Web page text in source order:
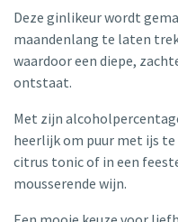
Deze ginlikeur wordt
maandenlang te laten
waardoor een diepe,
ontstaat.
Met zijn
heerlijk om puur met ijs
citrus tonic of in een
mousserende wijn.